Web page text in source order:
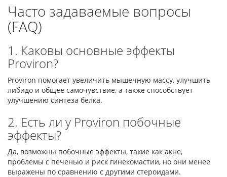
Часто задаваемые вопросы
(FAQ)
1. Каковы основные эффекты
Proviron?
Proviron помогает увеличить мышечную массу, улучшить
либидо и общее самочувствие, а также способствует
улучшению синтеза белка.
2. Есть ли у Proviron побочные
эффекты?
Да, возможны побочные эффекты, такие как акне,
проблемы с печенью и риск гинекомастии, но они менее
выражены по сравнению с другими стероидами.